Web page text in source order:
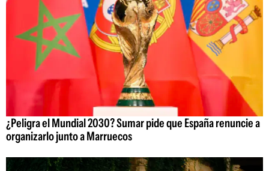
¿Peligra el Mundial 2030? Sumar pide que España renuncie a
organizarlo junto a Marruecos